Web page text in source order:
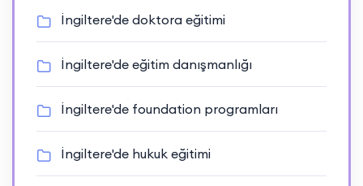
İngiltere'de doktora eğitimi
İngiltere'de eğitim danışmanlığı
İngiltere'de foundation programları
İngiltere'de hukuk eğitimi